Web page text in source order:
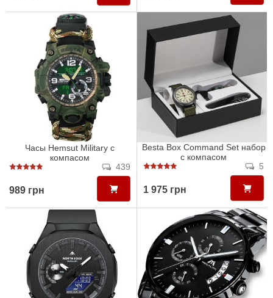
Часы Hemsut Military с
компасом
439
989 грн
Besta Box Command Set набор
с компасом
5
1 975 грн